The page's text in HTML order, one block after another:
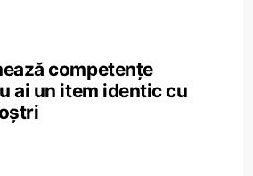
competențe
ai un item identic cu